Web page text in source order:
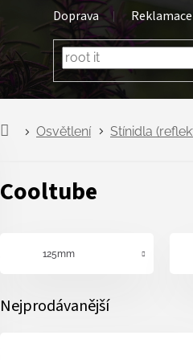
Doprava
Osvětlení Stínidla
Cooltube
125mm
Nejprodávanější